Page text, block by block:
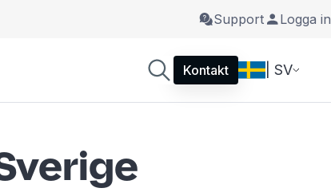
Support Logga in
Kontakt | SV